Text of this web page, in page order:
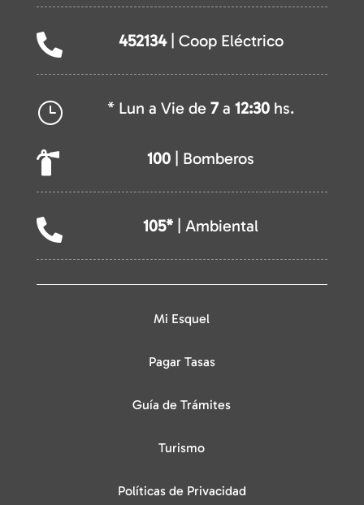
 452134| Coop Eléctrico
} * Lun a Vie de7 a12:30 hs.
 100 | Bomberos
 105* | Ambiental
Mi Esquel
Pagar Tasas
Guía de Trámites
Turismo
Políticas de Privacidad